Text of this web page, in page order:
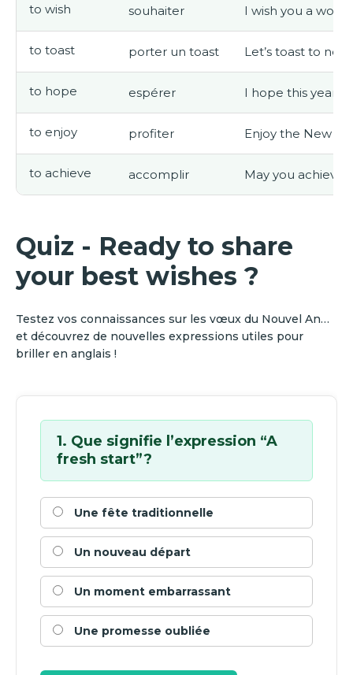
to wish souhaiter I wish you a
to toast porter un toast Let’s toast to
to hope espérer I hope this year
to enjoy profiter Enjoy the New
to achieve accomplir May you achieve
Quiz - Ready to share
your best wishes ?
Testez vos connaissances sur les vœux du Nouvel An…
et découvrez de nouvelles expressions utiles pour
briller en anglais !
1. Que signifie l’expression “A
fresh start”?
Une fête traditionnelle
Un nouveau départ
Un moment embarrassant
Une promesse oubliée